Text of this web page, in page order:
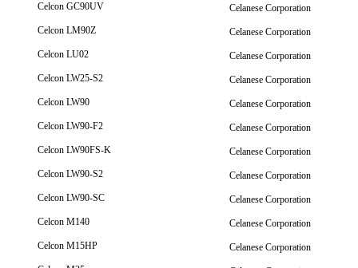
Celcon GC90UV
Celanese Corporation
Celcon LM90Z
Celanese Corporation
Celcon LU02
Celanese Corporation
Celcon LW25-S2
Celanese Corporation
Celcon LW90
Celanese Corporation
Celcon LW90-F2
Celanese Corporation
Celcon LW90FS-K
Celanese Corporation
Celcon LW90-S2
Celanese Corporation
Celcon LW90-SC
Celanese Corporation
Celcon M140
Celanese Corporation
Celcon M15HP
Celanese Corporation